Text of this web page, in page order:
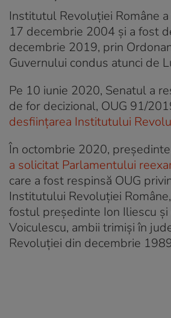
Institutul Revoluției Române
17 decembrie 2004 și a fost
decembrie 2019, prin
Guvernului condus atunci de
Pe 10 iunie 2020, Senatul a
de for decizional, OUG 91/
desfiinţarea Institutului
În octombrie 2020,
a solicitat Parlamentului
care a fost respinsă OUG
Institutului Revoluției
fostul președinte Ion Iliescu și
Voiculescu, ambii trimişi în
Revoluţiei din decembrie